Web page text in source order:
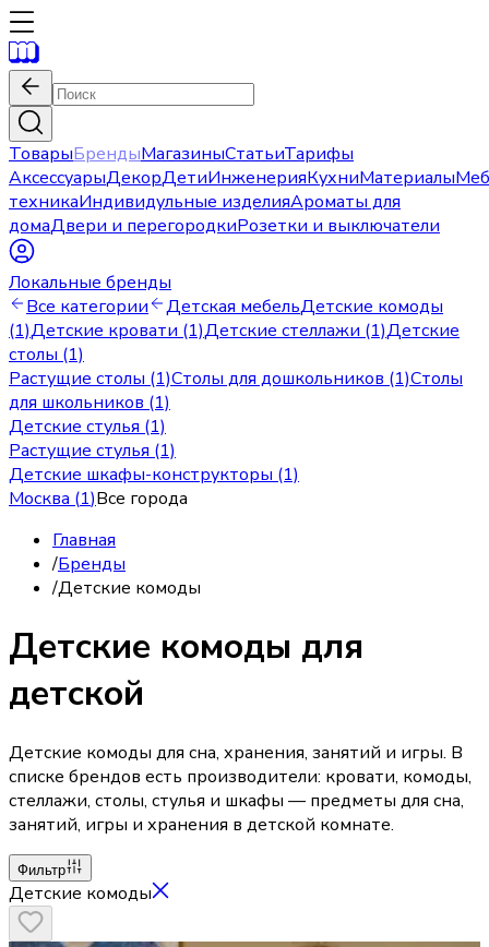
ТоварыБрендыМагазиныСтатьиТарифы
АксессуарыДекорДетиИнженерияКухниМатериалы
техникаИндивидульные изделияАроматы для
домаДвери и перегородкиРозетки и выключатели
Локальные бренды
Все категории
Детская мебельДетские комоды
(1)Детские кровати (1)Детские стеллажи (1)Детские
столы (1)
Растущие столы (1)Столы для дошкольников (1)Столы
для школьников (1)
Детские стулья (1)
Растущие стулья (1)
Детские шкафы-конструкторы (1)
Москва (1)Все города
Главная
/Бренды
/Детские комоды
Детские комоды для
детской
Детские комоды для сна, хранения, занятий и игры. В
списке брендов есть производители: кровати, комоды,
стеллажи, столы, стулья и шкафы — предметы для сна,
занятий, игры и хранения в детской комнате.
Фильтр
Детские комоды